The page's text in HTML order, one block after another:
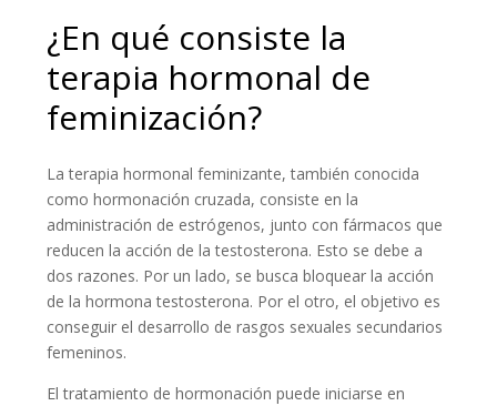
¿En qué consiste la
terapia hormonal de
feminización?
La terapia hormonal feminizante, también conocida
como hormonación cruzada, consiste en la
administración de estrógenos, junto con fármacos que
reducen la acción de la testosterona. Esto se debe a
dos razones. Por un lado, se busca bloquear la acción
de la hormona testosterona. Por el otro, el objetivo es
conseguir el desarrollo de rasgos sexuales secundarios
femeninos.
El tratamiento de hormonación puede iniciarse en